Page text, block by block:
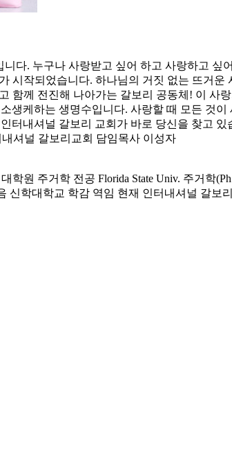
다. 누구나 사랑받고 싶어 하고 사랑하고 싶
시작되었습니다. 하나님의 거짓 없는 뜨거
함께 전진해 나아가는 갈보리 공동체! 이 사
생케하는 생명수입니다. 사랑할 때 모든 것
터내셔널 갈보리 교회가 바로 당신을 찾고
셔널 갈보리교회 담임목사 이성자
원 주거학 전공 Florida State Univ. 주거학
신학대학교 학감 역임 현재 인터내셔널 갈보